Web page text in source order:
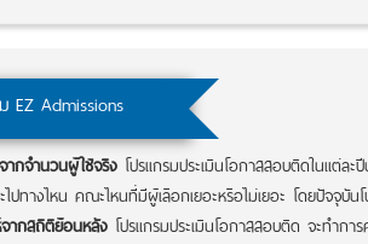
EZ Admissions
จากจำนวนผู้ใช้จริง โปรแกรมประเมินโอกาสสอบติดในแต่
ไปทางไหน คณะไหนที่มีผู้เลือกเยอะหรือไม่เยอะ โดยปัจจุ
จากสถิติย้อนหลัง โปรแกรมประเมินโอกาสสอบติด จะทำก